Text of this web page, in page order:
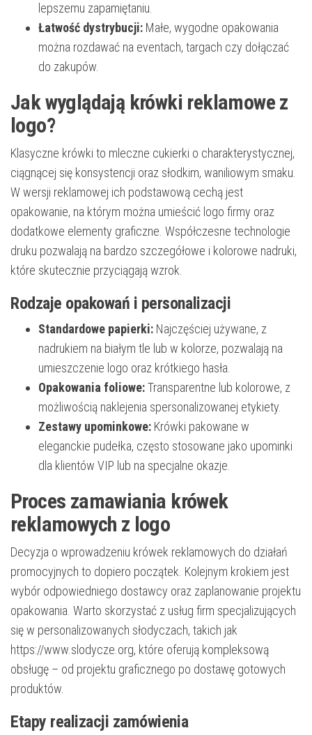
lepszemu zapamiętaniu.
Łatwość dystrybucji: Małe, wygodne opakowania
można rozdawać na eventach, targach czy dołączać
do zakupów.
Jak wyglądają krówki reklamowe z
logo?
Klasyczne krówki to mleczne cukierki o charakterystycznej,
ciągnącej się konsystencji oraz słodkim, waniliowym smaku.
W wersji reklamowej ich podstawową cechą jest
opakowanie, na którym można umieścić logo firmy oraz
dodatkowe elementy graficzne. Współczesne technologie
druku pozwalają na bardzo szczegółowe i kolorowe nadruki,
które skutecznie przyciągają wzrok.
Rodzaje opakowań i personalizacji
Standardowe papierki: Najczęściej używane, z
nadrukiem na białym tle lub w kolorze, pozwalają na
umieszczenie logo oraz krótkiego hasła.
Opakowania foliowe:Transparentne lub kolorowe, z
możliwością naklejenia spersonalizowanej etykiety.
Zestawy upominkowe: Krówki pakowane w
eleganckie pudełka, często stosowane jako upominki
dla klientów VIP lub na specjalne okazje.
Proces zamawiania krówek
reklamowych z logo
Decyzja o wprowadzeniu krówek reklamowych do działań
promocyjnych to dopiero początek. Kolejnym krokiem jest
wybór odpowiedniego dostawcy oraz zaplanowanie projektu
opakowania. Warto skorzystać z usług firm specjalizujących
się w personalizowanych słodyczach, takich jak
https://www.slodycze.org, które oferują kompleksową
obsługę – od projektu graficznego po dostawę gotowych
produktów.
Etapy realizacji zamówienia